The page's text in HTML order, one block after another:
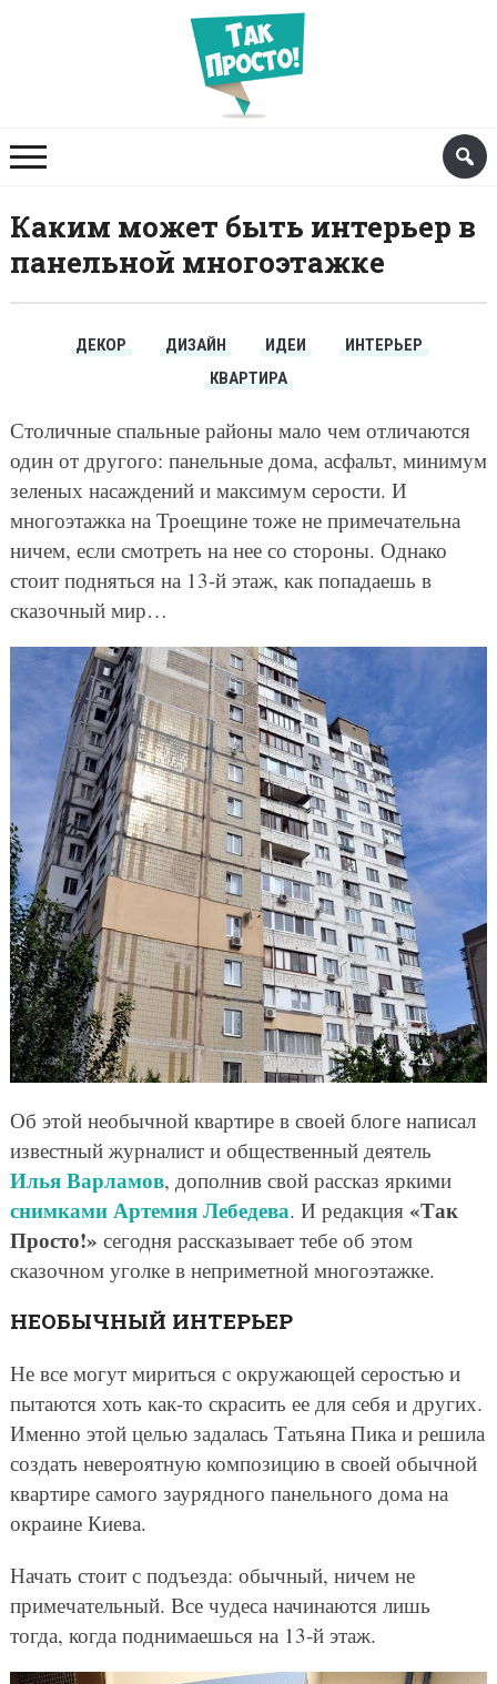
Каким может быть интерьер в
панельной многоэтажке
ДЕКОР ДИЗАЙН ИДЕИ
ИНТЕРЬЕР
КВАРТИРА
Столичные спальные районы мало чем отличаются
один от другого: панельные дома, асфальт, минимум
зеленых насаждений и максимум серости. И
многоэтажка на Троещине тоже не примечательна
ничем, если смотреть на нее со стороны. Однако
стоит подняться на 13-й этаж, как попадаешь в
сказочный мир…
Об этой необычной квартире в своей блоге написал
известный журналист и общественный деятель
Илья Варламов, дополнив свой рассказ яркими
снимками Артемия Лебедева. И редакция «Так
Просто!» сегодня рассказывает тебе об этом
сказочном уголке в неприметной многоэтажке.
НЕОБЫЧНЫЙ ИНТЕРЬЕР
Не все могут мириться с окружающей серостью и
пытаются хоть как-то скрасить ее для себя и других.
Именно этой целью задалась Татьяна Пика и решила
создать невероятную композицию в своей обычной
квартире самого заурядного панельного дома на
окраине Киева.
Начать стоит с подъезда: обычный, ничем не
примечательный. Все чудеса начинаются лишь
тогда, когда поднимаешься на 13-й этаж.